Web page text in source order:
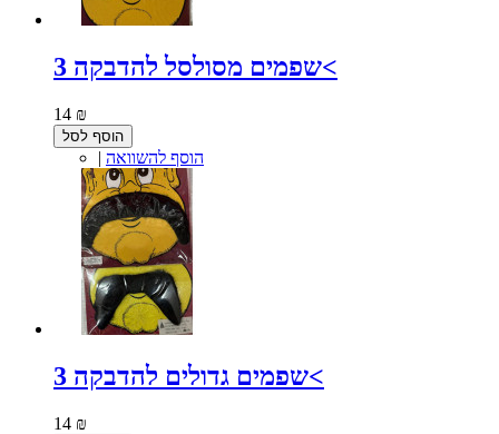
3 שפמים מסולסל להדבקה<
14 ₪
הוסף לסל
| הוסף להשוואה
3 שפמים גדולים להדבקה<
14 ₪